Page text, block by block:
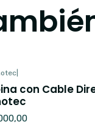
con Cable